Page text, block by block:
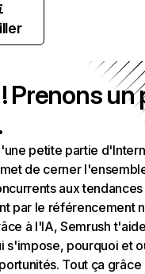
Prenons un
petite partie
de cerner
aux
par le référencement
à l'IA, Semrush
s'impose, pourquoi et
Tout ça grâce